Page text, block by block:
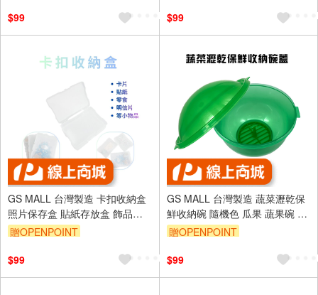
$99
$99
GS MALL 台灣製造 卡扣收納盒
照片保存盒 貼紙存放盒 飾品收
納盒 儲物受納盒 明信片盒 掀蓋
贈OPENPOINT
$99
GS MALL 台灣製造 蔬菜瀝乾保
鮮收納碗 隨機色 瓜果 蔬果碗 水
果碗 瀝乾碗 保鮮碗 收納碗 瀝水
贈OPENPOINT
$99